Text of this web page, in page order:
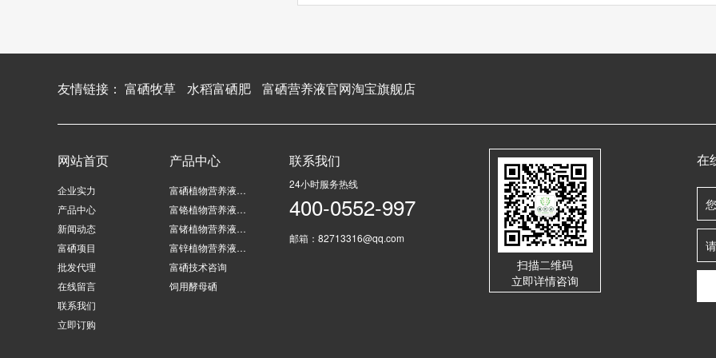
友情链接： 富硒牧草 水稻富硒肥 富硒营养液官网淘宝旗舰店
网站首页
企业实力
产品中心
新闻动态
富硒项目
批发代理
在线留言
联系我们
立即订购
产品中心
富硒植物营养液…
富铬植物营养液…
富锗植物营养液…
富锌植物营养液…
富硒技术咨询
饲用酵母硒
联系我们
24小时服务热线
400-0552-997
邮箱：82713316@qq.com
扫描二维码
立即详情咨询
在